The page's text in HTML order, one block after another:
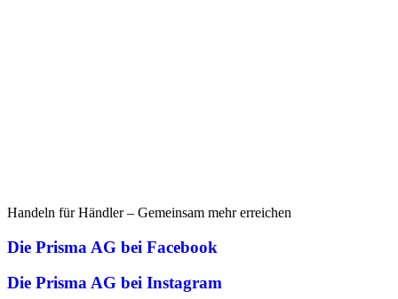
Handeln für Händler – Gemeinsam mehr erreichen
Die Prisma AG bei Facebook
Die Prisma AG bei Instagram